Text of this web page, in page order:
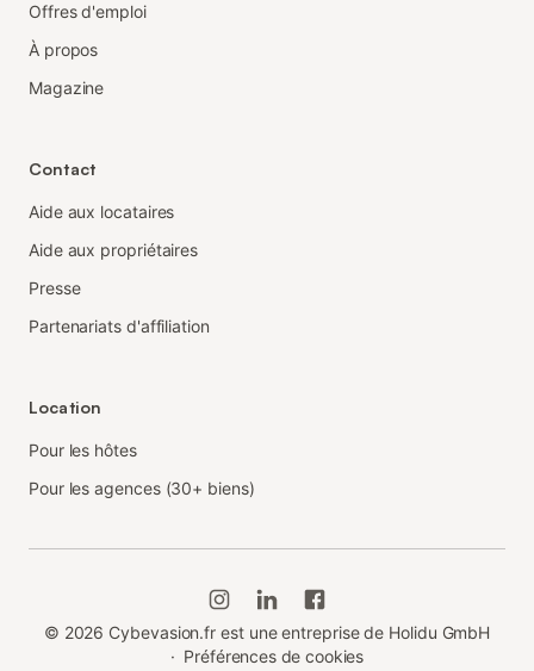
Offres d'emploi
À propos
Magazine
Contact
Aide aux locataires
Aide aux propriétaires
Presse
Partenariats d'affiliation
Location
Pour les hôtes
Pour les agences (30+ biens)
© 2026 Cybevasion.fr est une entreprise de Holidu GmbH
· Préférences de cookies